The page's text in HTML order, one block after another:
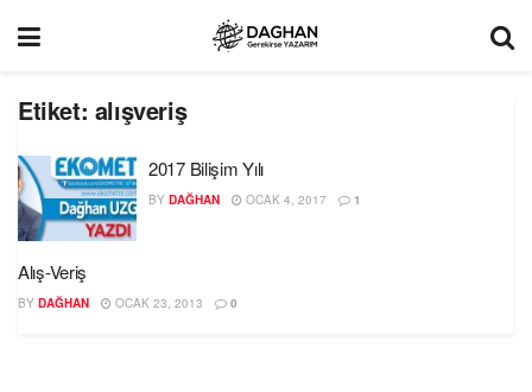
Etiket: alışveriş
2017 Bilişim Yılı
BY DAĞHAN OCAK 4, 2017 1
Alış-Veriş
BY DAĞHAN OCAK 23, 2013 0